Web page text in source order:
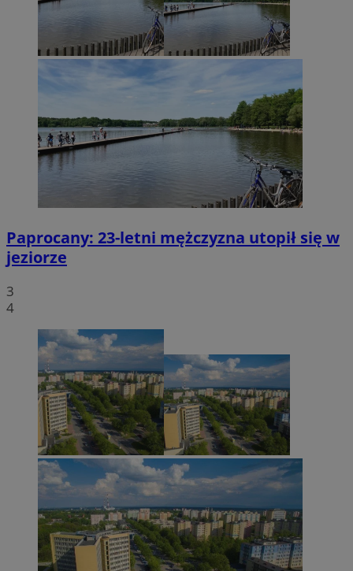
Paprocany: 23-letni mężczyzna utopił się w
jeziorze
3
4